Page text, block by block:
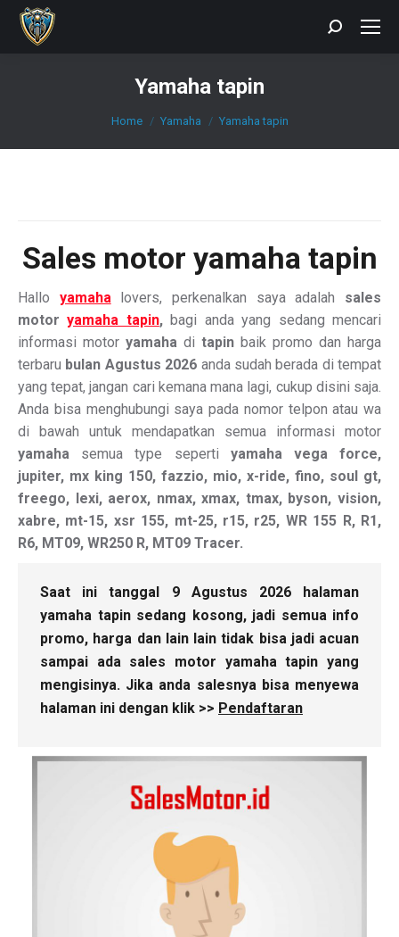
Search:
Yamaha tapin
You are here:
Home Yamaha Yamaha tapin
Sales motor yamaha tapin
Hallo yamahalovers, perkenalkan saya adalah sales
motoryamaha tapin,bagi anda yang sedang mencari
informasi motor yamaha di tapin baik promo dan harga
terbaru bulan Agustus 2026 anda sudah berada di tempat
yang tepat, jangan cari kemana mana lagi, cukup disini saja.
Anda bisa menghubungi saya pada nomor telpon atau wa
di bawah untuk mendapatkan semua informasi motor
yamaha semua type seperti yamaha vega force,
jupiter, mx king 150, fazzio, mio, x-ride, fino, soul gt,
freego, lexi, aerox, nmax, xmax, tmax, byson, vision,
xabre, mt-15, xsr 155, mt-25, r15, r25, WR 155 R, R1,
R6, MT09, WR250 R, MT09 Tracer.
Saat ini tanggal 9 Agustus 2026 halaman
yamaha tapin sedang kosong, jadi semua info
promo, harga dan lain lain tidak bisa jadi acuan
sampai ada sales motor yamaha tapin yang
mengisinya. Jika anda salesnya bisa menyewa
halaman ini dengan klik >> Pendaftaran